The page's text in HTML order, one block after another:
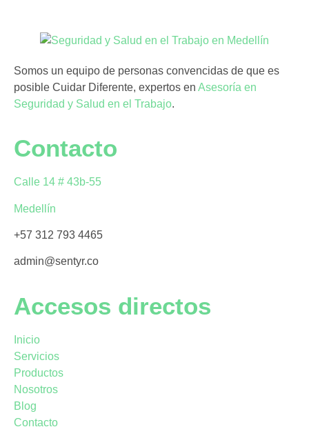
Somos un equipo de personas convencidas de que es
posible Cuidar Diferente, expertos en Asesoría en
Seguridad y Salud en el Trabajo.
Contacto
Calle 14 # 43b-55
Medellín
+57 312 793 4465
admin@sentyr.co
Accesos directos
Inicio
Servicios
Productos
Nosotros
Blog
Contacto